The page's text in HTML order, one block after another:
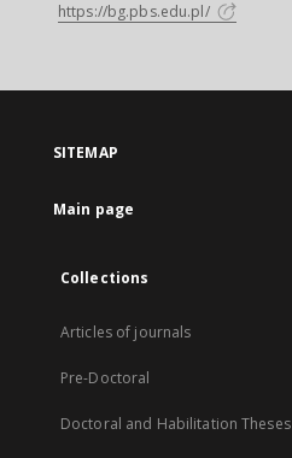
https://bg.pbs.edu.pl/
SITEMAP
Main page
Collections
Articles of journals
Pre-Doctoral
Doctoral and Habilitation Theses